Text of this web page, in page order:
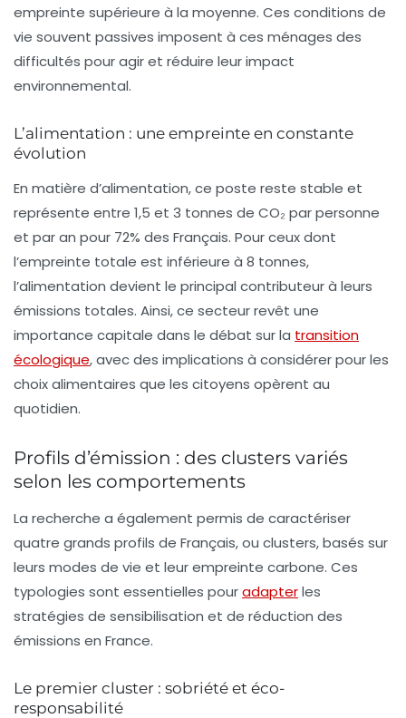
empreinte supérieure à la moyenne. Ces conditions de
vie souvent passives imposent à ces ménages des
difficultés pour agir et réduire leur impact
environnemental.
L’alimentation : une empreinte en constante
évolution
En matière d’alimentation, ce poste reste stable et
représente entre 1,5 et 3 tonnes de CO₂ par personne
et par an pour 72% des Français. Pour ceux dont
l’empreinte totale est inférieure à 8 tonnes,
l’alimentation devient le principal contributeur à leurs
émissions totales. Ainsi, ce secteur revêt une
importance capitale dans le débat sur la transition
écologique, avec des implications à considérer pour les
choix alimentaires que les citoyens opèrent au
quotidien.
Profils d’émission : des clusters variés
selon les comportements
La recherche a également permis de caractériser
quatre grands profils de Français, ou clusters, basés sur
leurs modes de vie et leur empreinte carbone. Ces
typologies sont essentielles pouradapterles
stratégies de sensibilisation et de réduction des
émissions en France.
Le premier cluster : sobriété et éco-
responsabilité